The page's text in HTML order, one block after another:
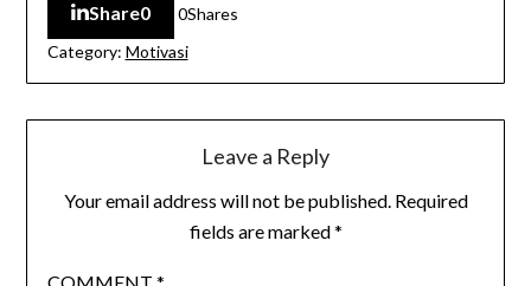
Share0 0Shares
Category: Motivasi
Leave a Reply
Your email address will not be published. Required
fields are marked*